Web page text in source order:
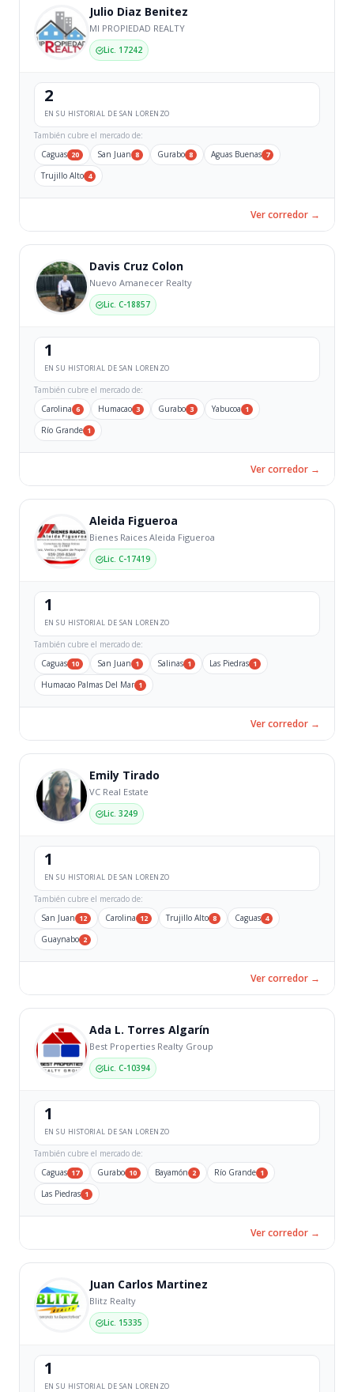
Julio Diaz Benitez
MI PROPIEDAD REALTY
Lic. 17242
2
EN SU HISTORIAL DE SAN LORENZO
También cubre el mercado de:
Caguas 20 San Juan 8 Gurabo 8 Aguas Buenas 7
Trujillo Alto 4
Ver corredor →
Davis Cruz Colon
Nuevo Amanecer Realty
Lic. C-18857
1
EN SU HISTORIAL DE SAN LORENZO
También cubre el mercado de:
Carolina 6 Humacao 3 Gurabo 3 Yabucoa 1
Río Grande 1
Ver corredor →
Aleida Figueroa
Bienes Raices Aleida Figueroa
Lic. C-17419
1
EN SU HISTORIAL DE SAN LORENZO
También cubre el mercado de:
Caguas 10 San Juan 1 Salinas 1 Las Piedras 1
Humacao Palmas Del Mar 1
Ver corredor →
Emily Tirado
VC Real Estate
Lic. 3249
1
EN SU HISTORIAL DE SAN LORENZO
También cubre el mercado de:
San Juan 12 Carolina 12 Trujillo Alto 8 Caguas 4
Guaynabo 2
Ver corredor →
Ada L. Torres Algarín
Best Properties Realty Group
Lic. C-10394
1
EN SU HISTORIAL DE SAN LORENZO
También cubre el mercado de:
Caguas 17 Gurabo 10 Bayamón 2 Río Grande 1
Las Piedras 1
Ver corredor →
Juan Carlos Martinez
Blitz Realty
Lic. 15335
1
EN SU HISTORIAL DE SAN LORENZO